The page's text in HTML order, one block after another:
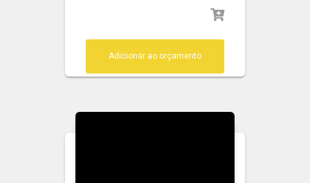
Adicionar ao orçamento